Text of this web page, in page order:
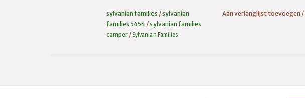
sylvanian families /sylvanian
families 5454 /sylvanian families
camper /Sylvanian Families
Aan verlanglijst toevoegen /